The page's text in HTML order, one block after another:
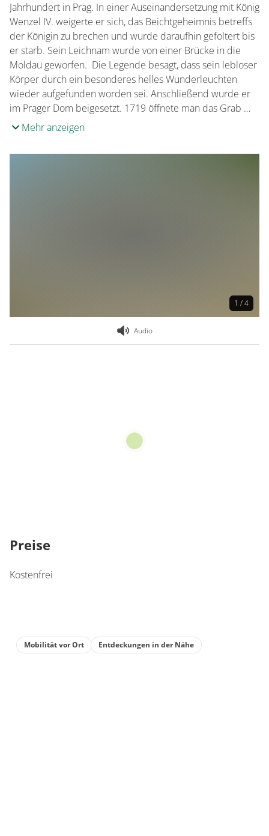
Jahrhundert in Prag. In einer Auseinandersetzung mit König
Wenzel IV. weigerte er sich, das Beichtgeheimnis betreffs
der Königin zu brechen und wurde daraufhin gefoltert bis
er starb. Sein Leichnam wurde von einer Brücke in die
Moldau geworfen. Die Legende besagt, dass sein lebloser
Körper durch ein besonderes helles Wunderleuchten
wieder aufgefunden worden sei. Anschließend wurde er
im Prager Dom beigesetzt. 1719 öffnete man das Grab …
Mehr anzeigen
1 / 4
Audio
Preise
Kostenfrei
Mobilität vor Ort Entdeckungen in der Nähe